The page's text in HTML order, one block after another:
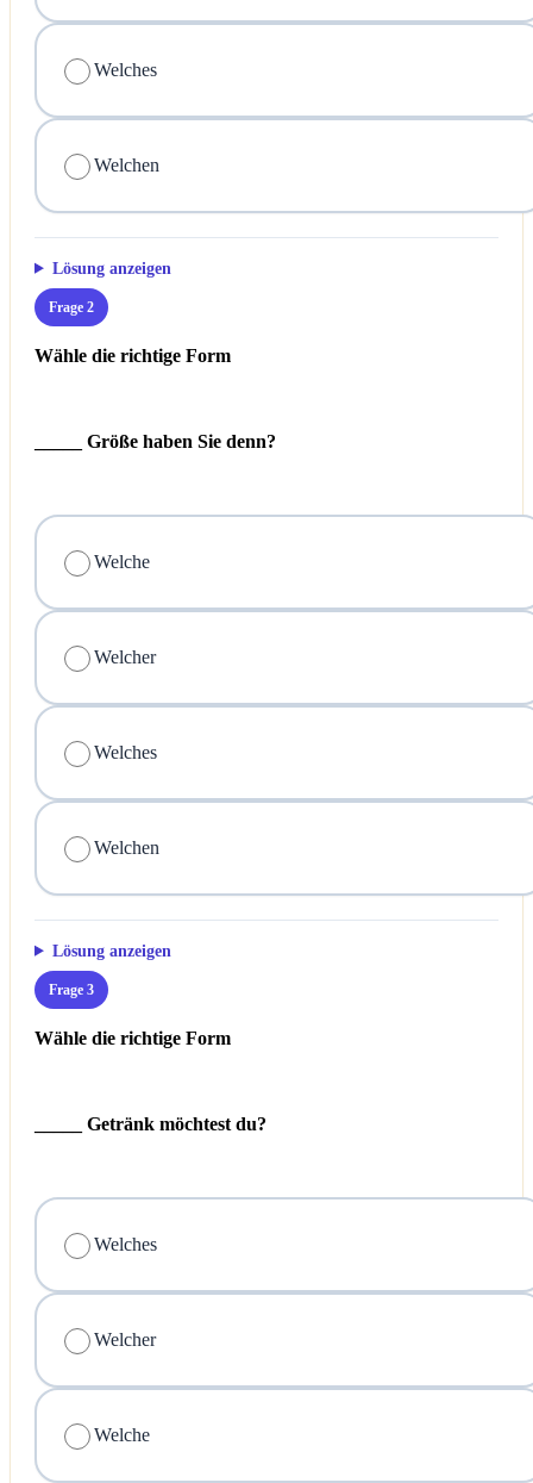
Welches
Welchen
Lösung anzeigen
Frage 2
Wähle die richtige Form
_____ Größe haben Sie denn?
Welche
Welcher
Welches
Welchen
Lösung anzeigen
Frage 3
Wähle die richtige Form
_____ Getränk möchtest du?
Welches
Welcher
Welche